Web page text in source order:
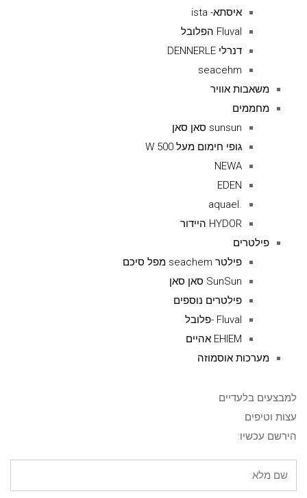
איסתא- ista
Fluval הפלובל
דנרלי DENNERLE
seacehm
משאבות אוויר
מחממים
sunsun סאן סאן
גופי חימום מעל 500 W
NEWA
EDEN
.aquael
HYDOR היידור
פילטרים
פילטר seachem מפל סיכם
SunSun סאן סאן
פילטרים נוספים
Fluval -פלובל
EHIEM אהיים
מערכות אוסמוזה
למבצעים בלעדיים
עצות וטיפים
הירשם עכשיו: